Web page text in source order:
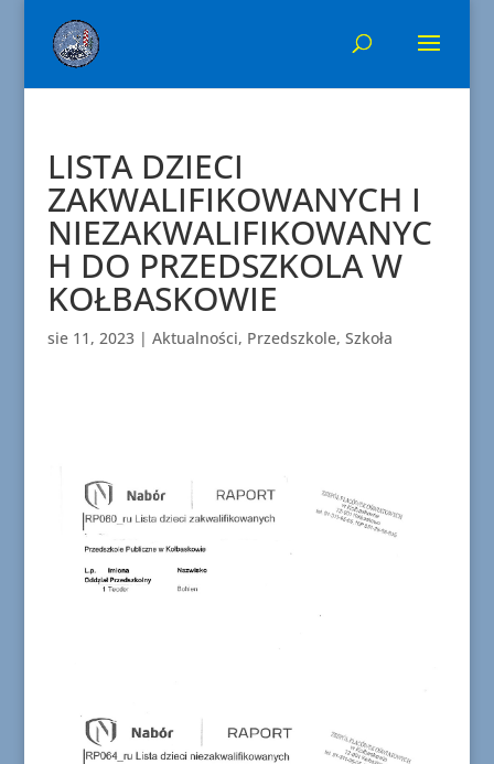
LISTA DZIECI
ZAKWALIFIKOWANYCH I
NIEZAKWALIFIKOWANYC
H DO PRZEDSZKOLA W
KOŁBASKOWIE
sie 11, 2023| Aktualności, Przedszkole, Szkoła